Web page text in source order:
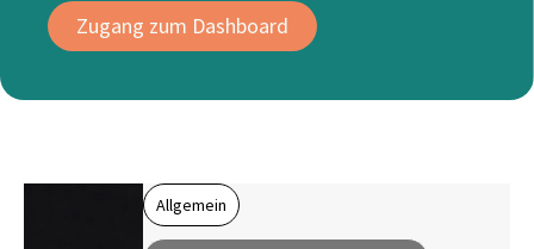
Zugang zum Dashboard
Allgemein